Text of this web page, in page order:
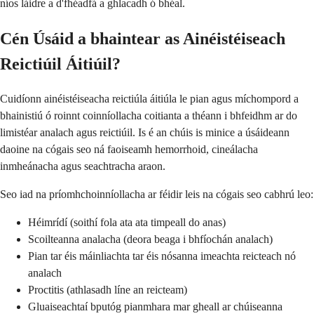
níos láidre a d'fhéadfá a ghlacadh ó bhéal.
Cén Úsáid a bhaintear as Ainéistéiseach
Reictiúil Áitiúil?
Cuidíonn ainéistéiseacha reictiúla áitiúla le pian agus míchompord a
bhainistiú ó roinnt coinníollacha coitianta a théann i bhfeidhm ar do
limistéar analach agus reictiúil. Is é an chúis is minice a úsáideann
daoine na cógais seo ná faoiseamh hemorrhoid, cineálacha
inmheánacha agus seachtracha araon.
Seo iad na príomhchoinníollacha ar féidir leis na cógais seo cabhrú leo:
Héimrídí (soithí fola ata ata timpeall do anas)
Scoilteanna analacha (deora beaga i bhfíochán analach)
Pian tar éis máinliachta tar éis nósanna imeachta reicteach nó
analach
Proctitis (athlasadh líne an reicteam)
Gluaiseachtaí bputóg pianmhara mar gheall ar chúiseanna